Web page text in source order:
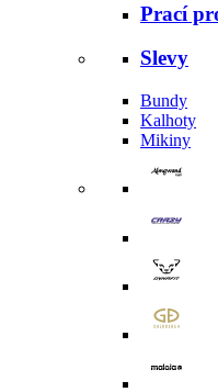
Prací
Slevy
Bundy
Kalhoty
Mikiny